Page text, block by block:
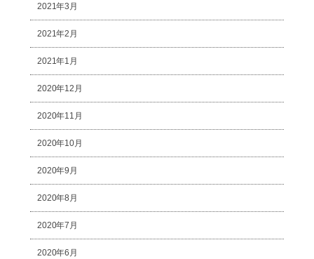
2021年3月
2021年2月
2021年1月
2020年12月
2020年11月
2020年10月
2020年9月
2020年8月
2020年7月
2020年6月